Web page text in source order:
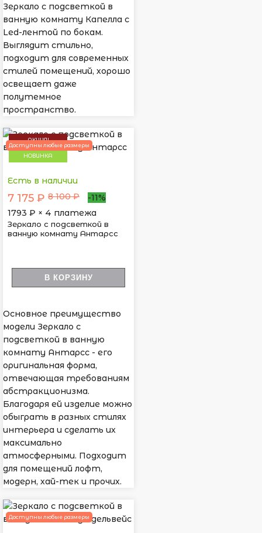
Зеркало с подсветкой в
ванную комнату Капелла с
Led-лентой по бокам.
Выглядит стильно,
подходит для современных
стилей помещений, хорошо
освещает даже
полутемное
пространство.
АКЦИЯ!
НОВИНКА
Доступны любые размеры
Есть в наличии
7 175 ₽ 8 100 ₽
-11%
1793 ₽ × 4 платежа
Зеркало с подсветкой в
ванную комнату Антарсс
В КОРЗИНУ
Основное преимущество
модели Зеркало с
подсветкой в ванную
комнату Антарсс - его
оригинальная форма,
отвечающая требованиям
абстракционизма.
Благодаря ей изделие можно
обыграть в разных стилях
интерьера и сделать их
максимально
атмосферными. Подходит
для помещений лофт,
модерн, хай-тек и прочих.
Доступны любые размеры